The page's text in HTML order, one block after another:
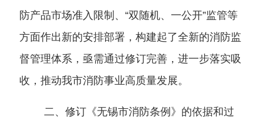
防产品市场准入限制、 “双随机、一公开”监管等
方面作出新的安排部署，构建起了全新的消防监
督管理体系，亟需通过修订完善，进一步落实吸
收，推动我市消防事业高质量发展。
二、修订《无锡市消防条例》的依据和过